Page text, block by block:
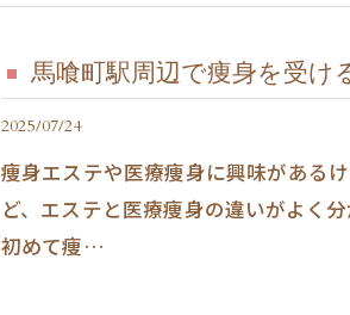
馬喰町駅周辺で痩身を受け
2025/07/24
痩身エステや医療痩身に興味がある
ど、エステと医療痩身の違いがよく
初めて痩…